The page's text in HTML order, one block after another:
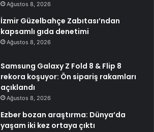
Ağustos 8, 2026
İzmir Güzelbahçe Zabıtası’ndan
kapsamlı gıda denetimi
Ağustos 8, 2026
Samsung Galaxy Z Fold 8 & Flip 8
rekora koşuyor: Ön sipariş rakamları
açıklandı
Ağustos 8, 2026
Ezber bozan araştırma: Dünya’da
yaşam iki kez ortaya çıktı